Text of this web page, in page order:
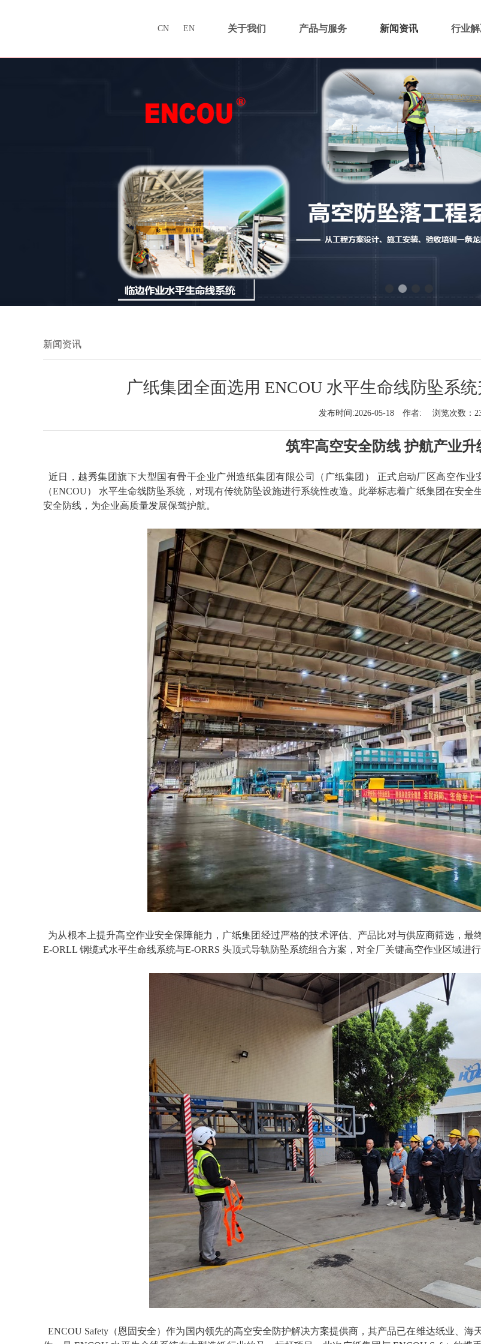
CN EN 关于我们 产品与服务 新闻资讯 行业
1 2 3 4
新闻资讯
广纸集团全面选用 ENCOU 水平生命线防坠系
发布时间:2026-05-18 作者: 浏览次数：
筑牢高空安全防线 护航产业升
近日，越秀集团旗下大型国有骨干企业广州造纸集团有限公司（广纸集团） 正式启动厂区高空作业
（ENCOU）
水平生命线防坠系统，对现有传统防坠设施进行系统性改造。此举标志着广纸集团在安
安全防线，为企业高质量发展保驾护航。
为从根本上提升高空作业安全保障能力，广纸集团经过严格的技术评估、产品比对与供应商筛选，最
E-ORLL 钢缆式水平生命线系统与E-ORRS 头顶式导轨防坠系统组合方案，对全厂关键高空作业区域进行
ENCOU Safety（恩固安全）作为国内领先的高空安全防护解决方案提供商，其产品已在维达纸业、海